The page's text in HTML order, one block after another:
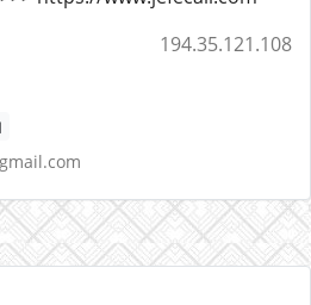
194.35.121.108